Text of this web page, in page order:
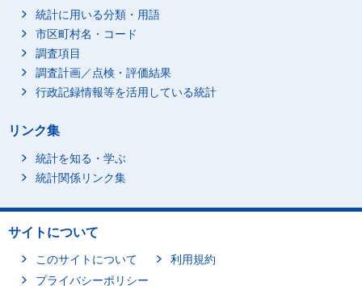
統計に用いる分類・用語
市区町村名・コード
調査項目
調査計画／点検・評価結果
行政記録情報等を活用している統計
リンク集
統計を知る・学ぶ
統計関係リンク集
サイトについて
このサイトについて
利用規約
プライバシーポリシー